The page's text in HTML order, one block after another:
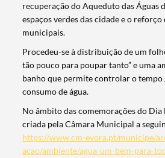
recuperação do Aqueduto das Águas
espaços verdes das cidade e o reforço
municipais.
Procedeu-se à distribuição de um
tão pouco para poupar tanto” e uma
banho que permite controlar o tempo
consumo de água.
No âmbito das comemorações do
criada pela Câmara Municipal a
https://www.cm-evora.pt/municipe/
acao/ambiente/agua-um-bem-para-